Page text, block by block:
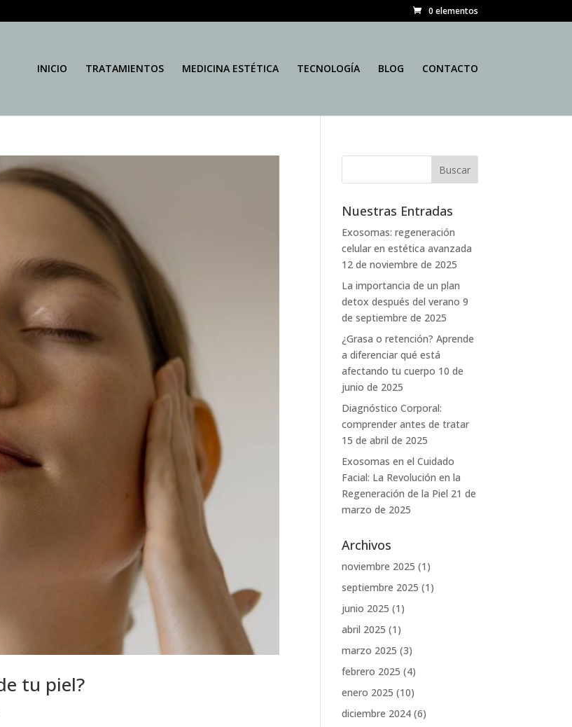
0 elementos
INICIO TRATAMIENTOS MEDICINA ESTÉTICA TECNOLOGÍA BLOG CONTACTO
tu piel?
Nuestras Entradas
Exosomas: regeneración
celular en estética avanzada
12 de noviembre de 2025
La importancia de un plan
detox después del verano 9
de septiembre de 2025
¿Grasa o retención? Aprende
a diferenciar qué está
afectando tu cuerpo 10 de
junio de 2025
Diagnóstico Corporal:
comprender antes de tratar
15 de abril de 2025
Exosomas en el Cuidado
Facial: La Revolución en la
Regeneración de la Piel 21 de
marzo de 2025
Archivos
noviembre 2025 (1)
septiembre 2025 (1)
junio 2025 (1)
abril 2025 (1)
marzo 2025 (3)
febrero 2025 (4)
enero 2025 (10)
diciembre 2024 (6)